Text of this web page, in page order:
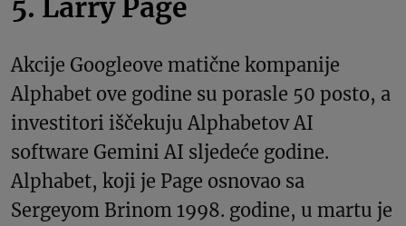
Akcije Googleove matične kompanije
Alphabet ove godine su porasle 50 posto, a
investitori iščekuju Alphabetov AI
software Gemini AI sljedeće godine.
Alphabet, koji je Page osnovao sa
Sergeyom Brinom 1998. godine, u martu je